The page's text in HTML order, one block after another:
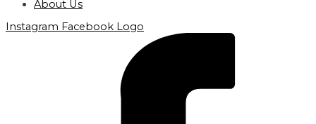
About Us
Instagram Facebook Logo